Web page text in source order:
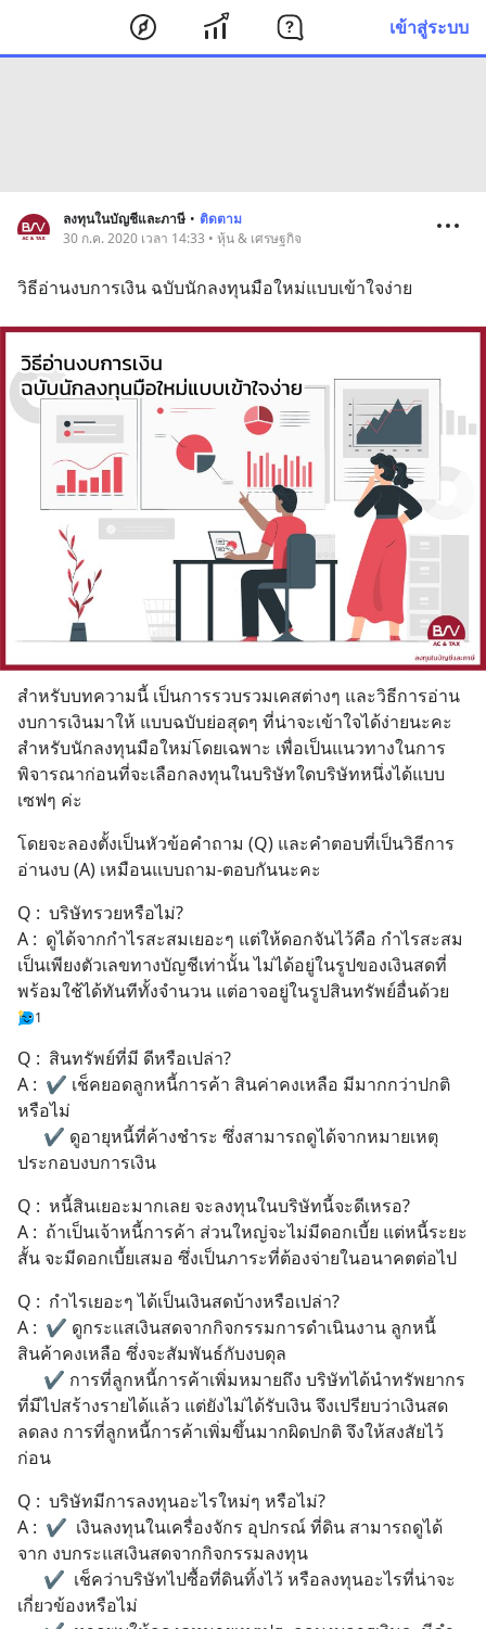
เข้าสู่ระบบ
ลงทุนในบัญชีและภาษี • ติดตาม
30 ก.ค. 2020 เวลา 14:33 • หุ้น & เศรษฐกิจ
วิธีอ่านงบการเงิน ฉบับนักลงทุนมือใหม่แบบเข้าใจง่าย
สำหรับบทความนี้ เป็นการรวบรวมเคสต่างๆ และวิธีการอ่าน
งบการเงินมาให้ แบบฉบับย่อสุดๆ ที่น่าจะเข้าใจได้ง่ายนะคะ
สำหรับนักลงทุนมือใหม่โดยเฉพาะ เพื่อเป็นแนวทางในการ
พิจารณาก่อนที่จะเลือกลงทุนในบริษัทใดบริษัทหนึ่งได้แบบ
เซฟๆ ค่ะ
โดยจะลองตั้งเป็นหัวข้อคำถาม (Q) และคำตอบที่เป็นวิธีการ
อ่านงบ (A) เหมือนแบบถาม-ตอบกันนะคะ
Q :  บริษัทรวยหรือไม่?
A :  ดูได้จากกำไรสะสมเยอะๆ แต่ให้ดอกจันไว้คือ กำไรสะสม
เป็นเพียงตัวเลขทางบัญชีเท่านั้น ไม่ได้อยู่ในรูปของเงินสดที่
พร้อมใช้ได้ทันทีทั้งจำนวน แต่อาจอยู่ในรูปสินทรัพย์อื่นด้วย
1
Q :  สินทรัพย์ที่มี ดีหรือเปล่า?
A :  ✔ เช็คยอดลูกหนี้การค้า สินค่าคงเหลือ มีมากกว่าปกติ
หรือไม่
ประกอบงบการเงิน
Q :  หนี้สินเยอะมากเลย จะลงทุนในบริษัทนี้จะดีเหรอ?
A :  ถ้าเป็นเจ้าหนี้การค้า ส่วนใหญ่จะไม่มีดอกเบี้ย แต่หนี้ระยะ
สั้น จะมีดอกเบี้ยเสมอ ซึ่งเป็นภาระที่ต้องจ่ายในอนาคตต่อไป
Q :  กำไรเยอะๆ ได้เป็นเงินสดบ้างหรือเปล่า?
A :  ✔ ดูกระแสเงินสดจากกิจกรรมการดําเนินงาน ลูกหนี้
สินค้าคงเหลือ ซึ่งจะสัมพันธ์กับงบดุล
ที่มีไปสร้างรายได้แล้ว แต่ยังไม่ได้รับเงิน จึงเปรียบว่าเงินสด
ลดลง การที่ลูกหนี้การค้าเพิ่มขึ้นมากผิดปกติ จึงให้สงสัยไว้
ก่อน
Q :  บริษัทมีการลงทุนอะไรใหม่ๆ หรือไม่?
A :  ✔  เงินลงทุนในเครื่องจักร อุปกรณ์ ที่ดิน สามารถดูได้
จาก งบกระแสเงินสดจากกิจกรรมลงทุน
เกี่ยวข้องหรือไม่